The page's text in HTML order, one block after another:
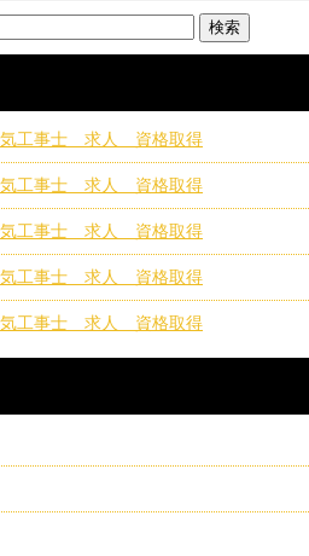
工事士 求人 資格取得
工事士 求人 資格取得
工事士 求人 資格取得
工事士 求人 資格取得
工事士 求人 資格取得